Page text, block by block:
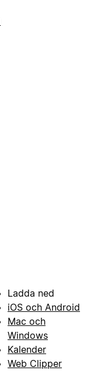
Ladda ned
iOS och Android
Mac och
Windows
Kalender
Web Clipper